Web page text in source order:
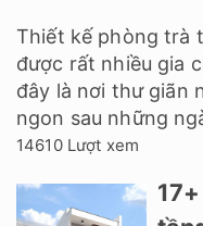
Thiết kế phòng trà
được rất nhiều gia
đây là nơi thư giãn
ngon sau những
14610 Lượt xem